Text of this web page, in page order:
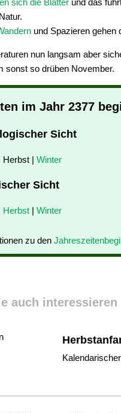
und Spazieren gehen
nun langsam aber
sonst so drüben November.
im Jahr 2377
Sicht
Herbst | Winter
Sicht
Herbst | Winter
zu den
auch interessieren